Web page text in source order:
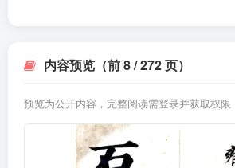
内容预览（前 8 / 272 页）
预览为公开内容，完整阅读需登录并获取权限